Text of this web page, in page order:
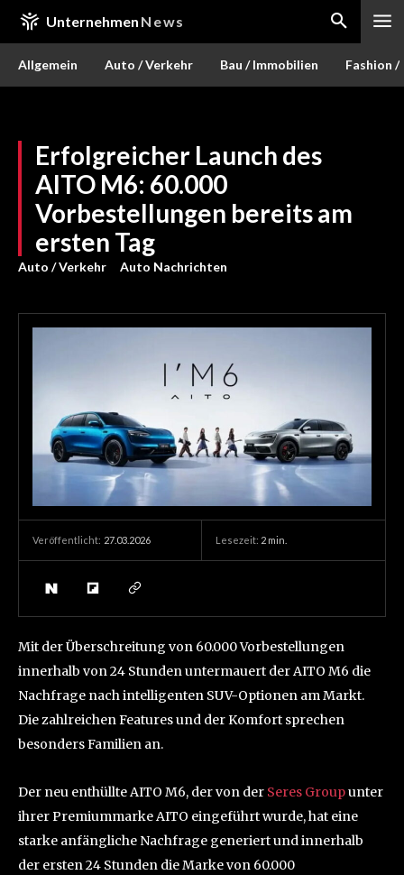
Unternehmen News
Allgemein Auto / Verkehr Bau / Immobilien Fashion /
Erfolgreicher Launch des
AITO M6: 60.000
Vorbestellungen bereits am
ersten Tag
Auto / Verkehr Auto Nachrichten
Veröffentlicht: 27.03.2026 Lesezeit: 2 min.
Mit der Überschreitung von 60.000 Vorbestellungen
innerhalb von 24 Stunden untermauert der AITO M6 die
Nachfrage nach intelligenten SUV-Optionen am Markt.
Die zahlreichen Features und der Komfort sprechen
besonders Familien an.
Der neu enthüllte AITO M6, der von der Seres Groupunter
ihrer Premiummarke AITO eingeführt wurde, hat eine
starke anfängliche Nachfrage generiert und innerhalb
der ersten 24 Stunden die Marke von 60.000